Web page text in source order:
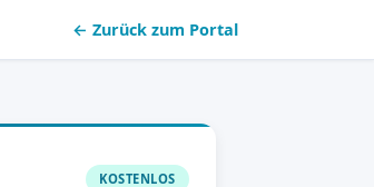
← Zurück zum Portal
KOSTENLOS